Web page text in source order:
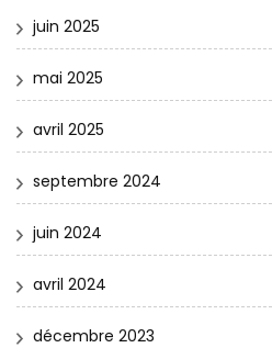
juin 2025
mai 2025
avril 2025
septembre 2024
juin 2024
avril 2024
décembre 2023